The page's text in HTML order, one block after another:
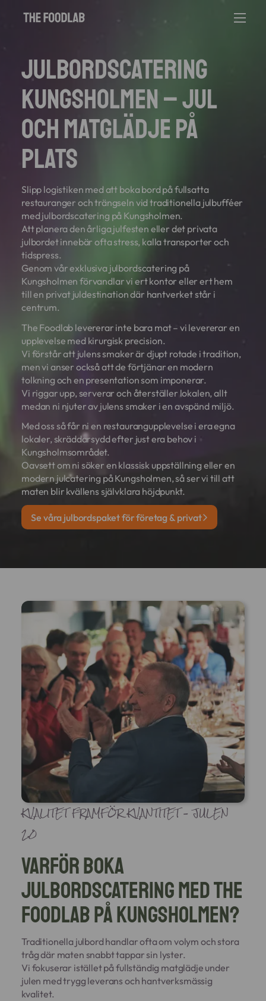
Julbordscatering
Kungsholmen – Jul
och matglädje på
plats
Slipp logistiken med att boka bord på fullsatta
restauranger och trängseln vid traditionella julbufféer
med julbordscatering på Kungsholmen.
Att planera den årliga julfesten eller det privata
julbordet innebär ofta stress, kalla transporter och
tidspress.
Genom vår exklusiva julbordscatering på
Kungsholmen förvandlar vi ert kontor eller ert hem
till en privat juldestination där hantverket står i
centrum.
The Foodlab levererar inte bara mat – vi levererar en
upplevelse med kirurgisk precision.
Vi förstår att julens smaker är djupt rotade i tradition,
men vi anser också att de förtjänar en modern
tolkning och en presentation som imponerar.
Vi riggar upp, serverar och återställer lokalen, allt
medan ni njuter av julens smaker i en avspänd miljö.
Med oss så får ni en restaurangupplevelse i era egna
lokaler, skräddarsydd efter just era behov i
Kungsholmsområdet.
Oavsett om ni söker en klassisk uppställning eller en
modern julcatering på Kungsholmen, så ser vi till att
maten blir kvällens självklara höjdpunkt.
Se våra julbordspaket för företag & privat
KVALITET FRAMFÖR KVANTITET – JULEN
2.0
Varför boka
julbordscatering med The
Foodlab på Kungsholmen?
Traditionella julbord handlar ofta om volym och stora
tråg där maten snabbt tappar sin lyster.
Vi fokuserar istället på fullständig matglädje under
julen med trygg leverans och hantverksmässig
kvalitet.